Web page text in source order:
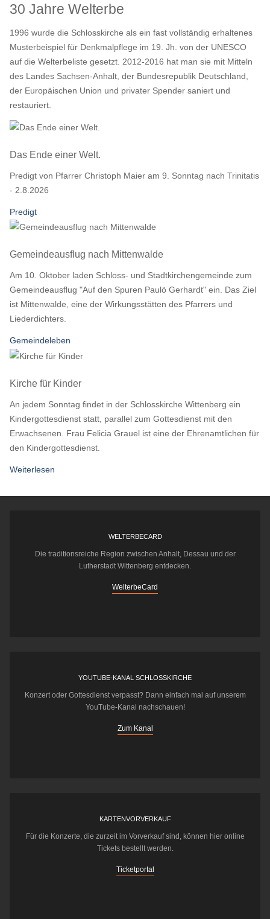
30 Jahre Welterbe
1996 wurde die Schlosskirche als ein fast vollständig erhaltenes
Musterbeispiel für Denkmalpflege im 19. Jh. von der UNESCO
auf die Welterbeliste gesetzt. 2012-2016 hat man sie mit Mitteln
des Landes Sachsen-Anhalt, der Bundesrepublik Deutschland,
der Europäischen Union und privater Spender saniert und
restauriert.
Das Ende einer Welt.
Predigt von Pfarrer Christoph Maier am 9. Sonntag nach Trinitatis
- 2.8.2026
Predigt
Gemeindeausflug nach Mittenwalde
Am 10. Oktober laden Schloss- und Stadtkirchengemeinde zum
Gemeindeausflug "Auf den Spuren Paulö Gerhardt" ein. Das Ziel
ist Mittenwalde, eine der Wirkungsstätten des Pfarrers und
Liederdichters.
Gemeindeleben
Kirche für Kinder
An jedem Sonntag findet in der Schlosskirche Wittenberg ein
Kindergottesdienst statt, parallel zum Gottesdienst mit den
Erwachsenen. Frau Felicia Grauel ist eine der Ehrenamtlichen für
den Kindergottesdienst.
Weiterlesen
WELTERBECARD
Die traditionsreiche Region zwischen Anhalt, Dessau und der
Lutherstadt Wittenberg entdecken.
WelterbeCard
YOUTUBE-KANAL SCHLOSSKIRCHE
Konzert oder Gottesdienst verpasst? Dann einfach mal auf unserem
YouTube-Kanal nachschauen!
Zum Kanal
KARTENVORVERKAUF
Für die Konzerte, die zurzeit im Vorverkauf sind, können hier online
Tickets bestellt werden.
Ticketportal